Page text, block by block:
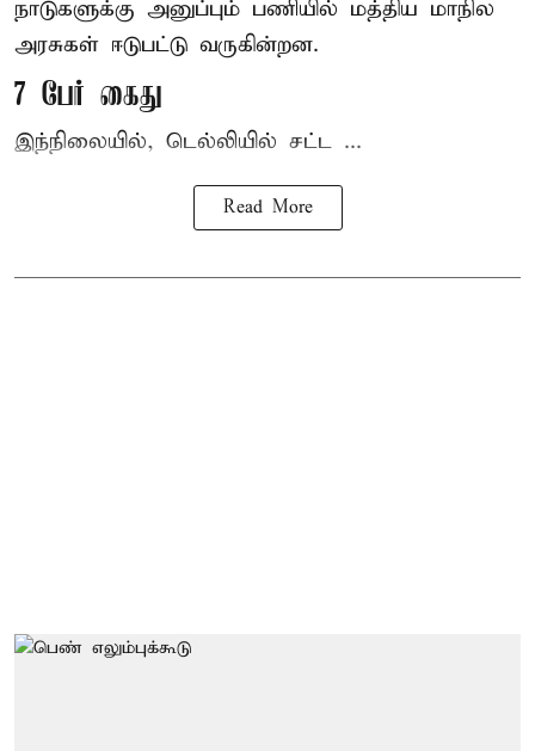
நாடுகளுக்கு அனுப்பும் பணியில் மத்திய மாநில
அரசுகள் ஈடுபட்டு வருகின்றன.
7 பேர் கைது
இந்நிலையில், டெல்லியில் சட்ட ...
Read More